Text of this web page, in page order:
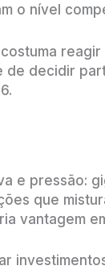
o nível
decidir
e pressão:
que
vantagem